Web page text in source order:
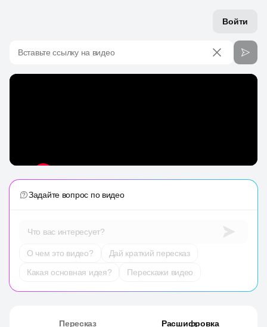
Войти
Вставьте ссылку на видео
Задайте вопрос по видео
Что вас интересует?
О чем это видео?
Дай краткий пересказ
Какая основная идея?
Перескажи видео
Пересказ Расшифровка